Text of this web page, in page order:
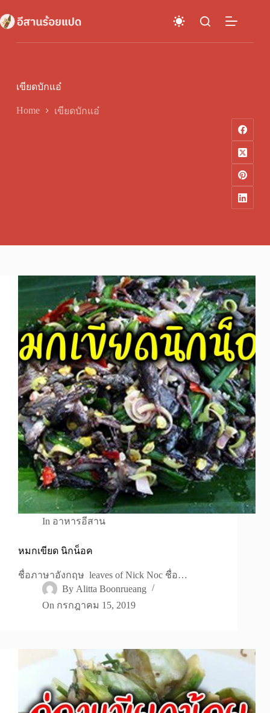
to
content
เขียดบักแอ๋
Home เขียดบักแอ๋
In อาหารอีสาน
หมกเขียด นิกน็อค
ชื่อภาษาอังกฤษ leaves of Nick Noc ชื่อ…
By Alitta Boonrueang
On กรกฎาคม 15, 2019